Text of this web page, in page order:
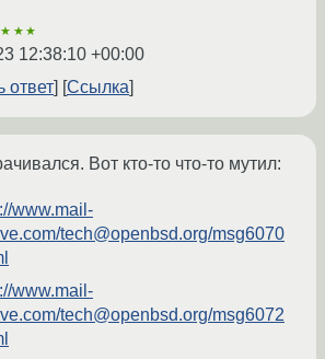
12:38:10 +00:00
ответ
Ссылка
Вот кто-то что-то мутил:
www.mail-
tech@openbsd.org/msg6070
www.mail-
tech@openbsd.org/msg6072